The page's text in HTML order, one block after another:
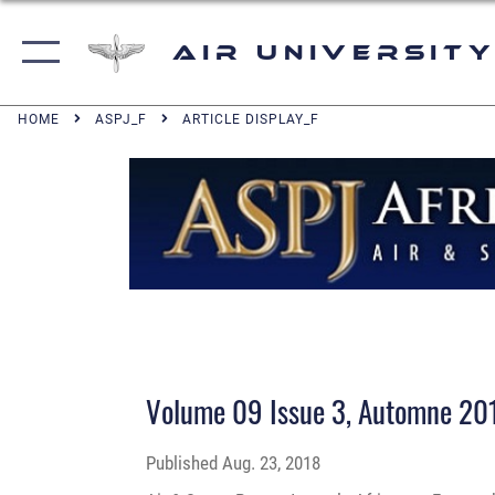
Air University
HOME ASPJ_F ARTICLE DISPLAY_F
Volume 09 Issue 3, Automne
Published Aug. 23, 2018